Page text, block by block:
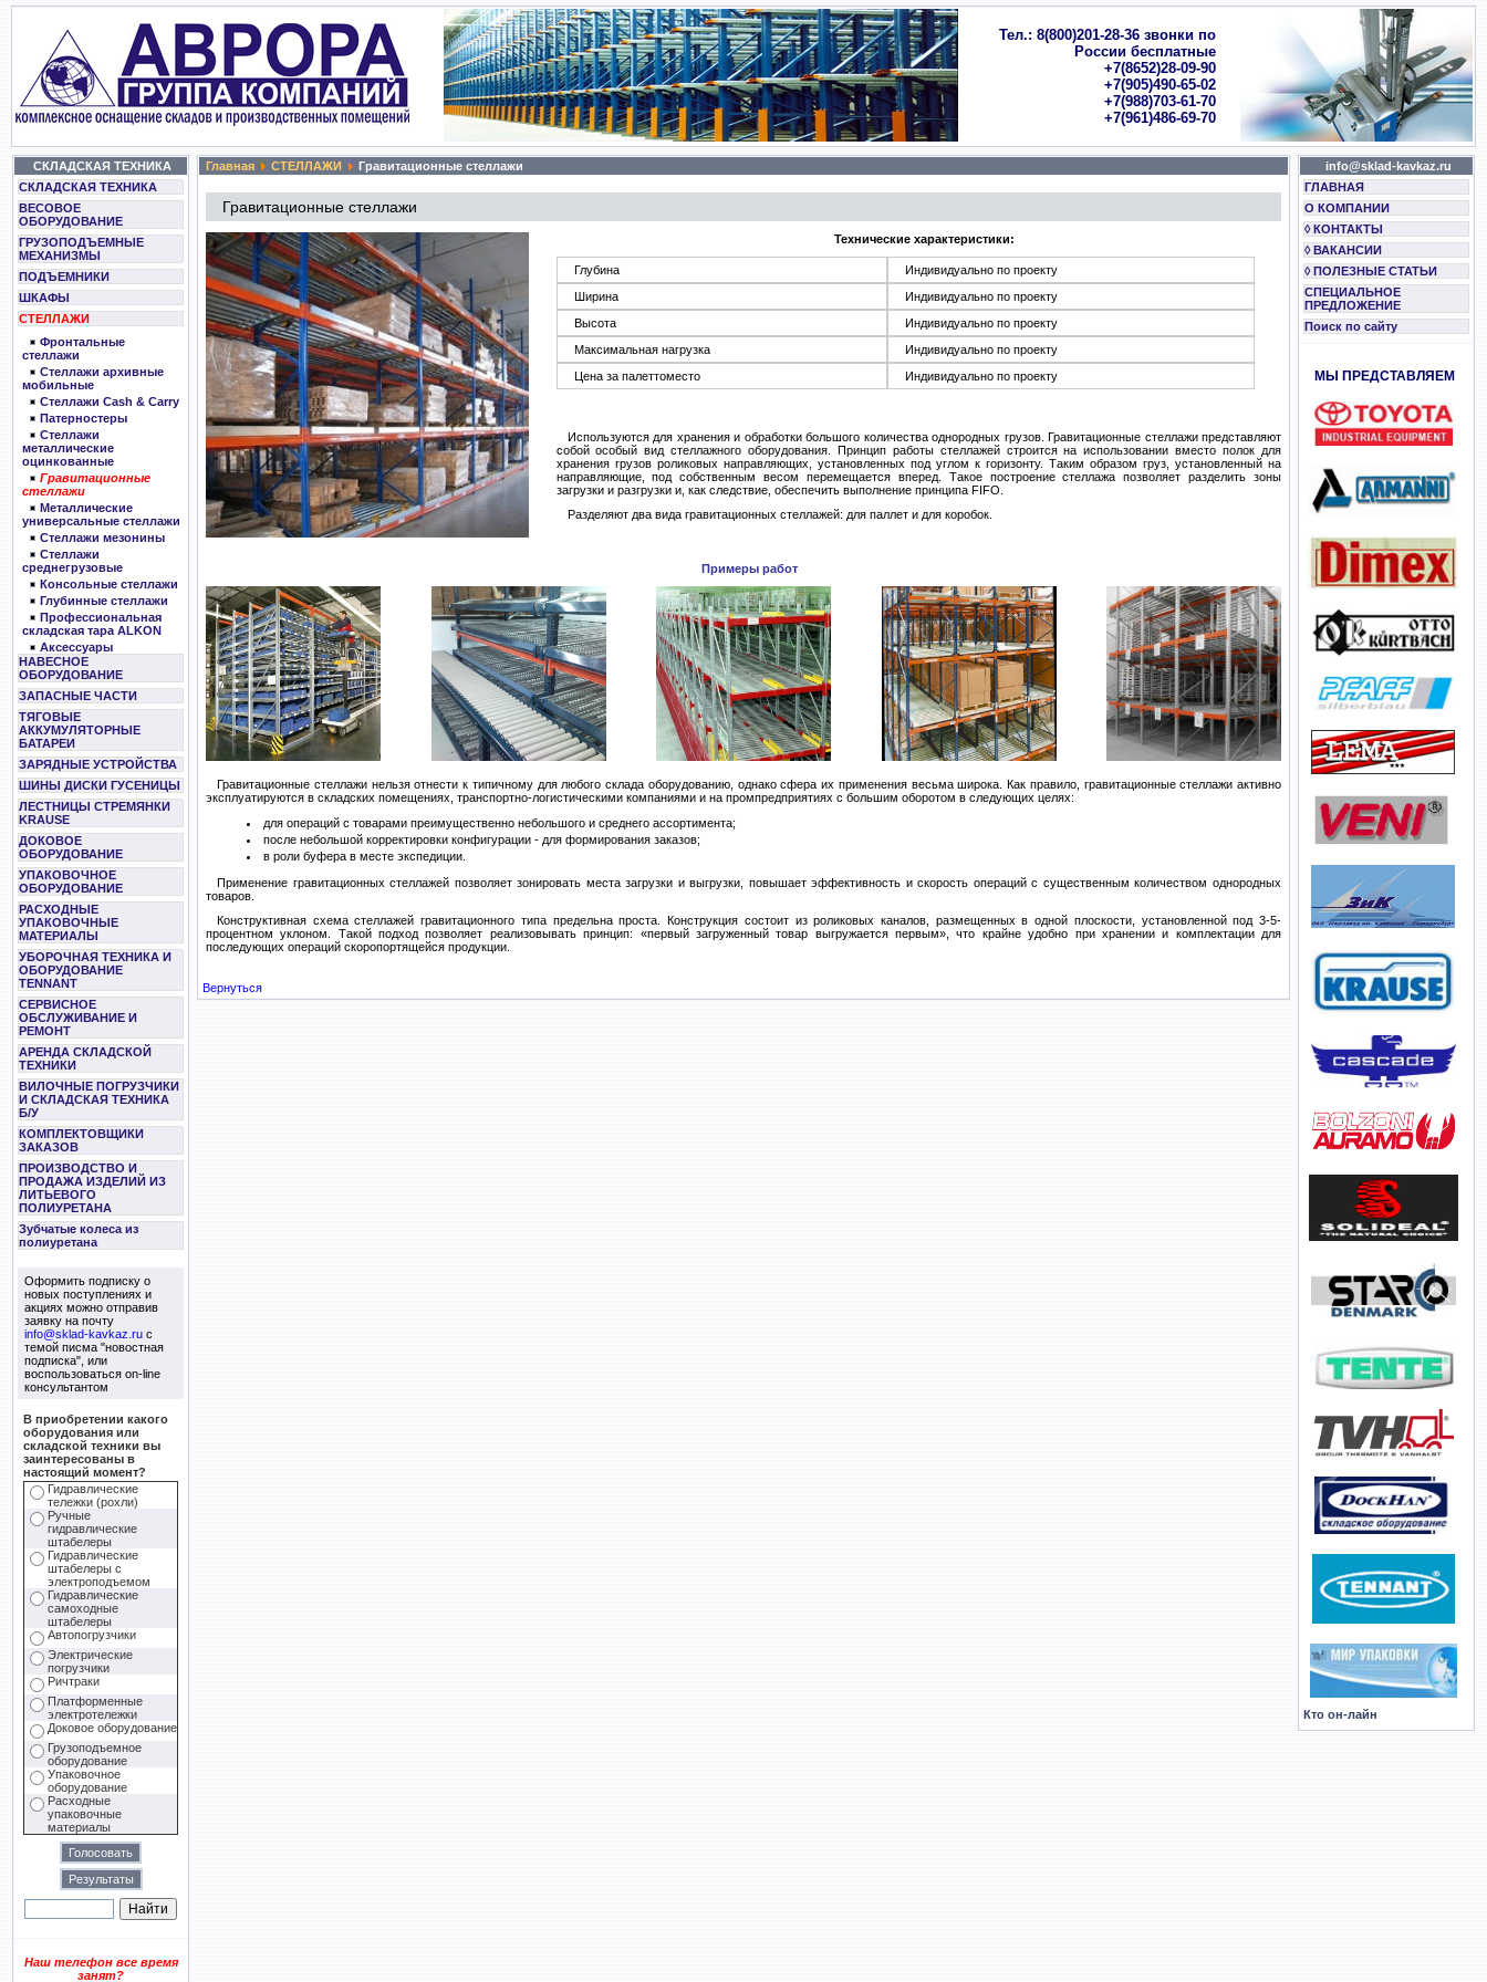
Тел.: 8(800)201-28-36 звонки по
России бесплатные
+7(8652)28-09-90
+7(905)490-65-02
+7(988)703-61-70
+7(961)486-69-70
СКЛАДСКАЯ ТЕХНИКА
СКЛАДСКАЯ ТЕХНИКА
ВЕСОВОЕ
ОБОРУДОВАНИЕ
ГРУЗОПОДЪЕМНЫЕ
МЕХАНИЗМЫ
ПОДЪЕМНИКИ
ШКАФЫ
СТЕЛЛАЖИ
Фронтальные
стеллажи
Стеллажи архивные
мобильные
Cтеллажи Cash & Carry
Патерностеры
Стеллажи
металлические
оцинкованные
Гравитационные
стеллажи
Металлические
универсальные стеллажи
Стеллажи мезонины
Стеллажи
среднегрузовые
Консольные стеллажи
Глубинные стеллажи
Профессиональная
складская тара ALKON
Аксессуары
НАВЕСНОЕ
ОБОРУДОВАНИЕ
ЗАПАСНЫЕ ЧАСТИ
ТЯГОВЫЕ
АККУМУЛЯТОРНЫЕ
БАТАРЕИ
ЗАРЯДНЫЕ УСТРОЙСТВА
ШИНЫ ДИСКИ ГУСЕНИЦЫ
ЛЕСТНИЦЫ СТРЕМЯНКИ
KRAUSE
ДОКОВОЕ
ОБОРУДОВАНИЕ
УПАКОВОЧНОЕ
ОБОРУДОВАНИЕ
РАСХОДНЫЕ
УПАКОВОЧНЫЕ
МАТЕРИАЛЫ
УБОРОЧНАЯ ТЕХНИКА И
ОБОРУДОВАНИЕ
TENNANT
СЕРВИСНОЕ
ОБСЛУЖИВАНИЕ И
РЕМОНТ
АРЕНДА СКЛАДСКОЙ
ТЕХНИКИ
ВИЛОЧНЫЕ ПОГРУЗЧИКИ
И СКЛАДСКАЯ ТЕХНИКА
Б/У
КОМПЛЕКТОВЩИКИ
ЗАКАЗОВ
ПРОИЗВОДСТВО И
ПРОДАЖА ИЗДЕЛИЙ ИЗ
ЛИТЬЕВОГО
ПОЛИУРЕТАНА
Зубчатые колеса из
полиуретана
Оформить подписку о
новых поступлениях и
акциях можно отправив
заявку на почту
info@sklad-kavkaz.ruс
темой писма "новостная
подписка", или
воспользоваться on-line
консультантом
В приобретении какого
оборудования или
складской техники вы
заинтересованы в
настоящий момент?
Гидравлические
тележки (рохли)
Ручные
гидравлические
штабелеры
Гидравлические
штабелеры с
электроподъемом
Гидравлические
самоходные
штабелеры
Автопогрузчики
Электрические
погрузчики
Ричтраки
Платформенные
электротележки
Доковое оборудование
Грузоподъемное
оборудование
Упаковочное
оборудование
Расходные
упаковочные
материалы
Наш телефон все время
занят?
Главная СТЕЛЛАЖИ Гравитационные стеллажи
Гравитационные стеллажи
Технические характеристики:
Глубина
Индивидуально по проекту
Ширина
Индивидуально по проекту
Высота
Индивидуально по проекту
Максимальная нагрузка
Индивидуально по проекту
Цена за палеттоместо
Индивидуально по проекту
Используются для хранения и обработки большого количества однородных грузов. Гравитационные стеллажи представляют
собой особый вид стеллажного оборудования. Принцип работы стеллажей строится на использовании вместо полок для
хранения грузов роликовых направляющих, установленных под углом к горизонту. Таким образом груз, установленный на
направляющие, под собственным весом перемещается вперед. Такое построение стеллажа позволяет разделить зоны
загрузки и разгрузки и, как следствие, обеспечить выполнение принципа FIFO.
Разделяют два вида гравитационных стеллажей: для паллет и для коробок.
Примеры работ
Гравитационные стеллажи нельзя отнести к типичному для любого склада оборудованию, однако сфера их применения весьма широка. Как правило, гравитационные стеллажи активно
эксплуатируются в складских помещениях, транспортно-логистическими компаниями и на промпредприятиях с большим оборотом в следующих целях:
для операций с товарами преимущественно небольшого и среднего ассортимента;
после небольшой корректировки конфигурации - для формирования заказов;
в роли буфера в месте экспедиции.
Применение гравитационных стеллажей позволяет зонировать места загрузки и выгрузки, повышает эффективность и скорость операций с существенным количеством однородных
товаров.
Конструктивная схема стеллажей гравитационного типа предельна проста. Конструкция состоит из роликовых каналов, размещенных в одной плоскости, установленной под 3-5-
процентном уклоном. Такой подход позволяет реализовывать принцип: «первый загруженный товар выгружается первым», что крайне удобно при хранении и комплектации для
последующих операций скоропортящейся продукции.
Вернуться
info@sklad-kavkaz.ru
ГЛАВНАЯ
О КОМПАНИИ
◊ КОНТАКТЫ
◊ ВАКАНСИИ
◊ ПОЛЕЗНЫЕ СТАТЬИ
СПЕЦИАЛЬНОЕ
ПРЕДЛОЖЕНИЕ
Поиск по сайту
МЫ ПРЕДСТАВЛЯЕМ
Кто он-лайн